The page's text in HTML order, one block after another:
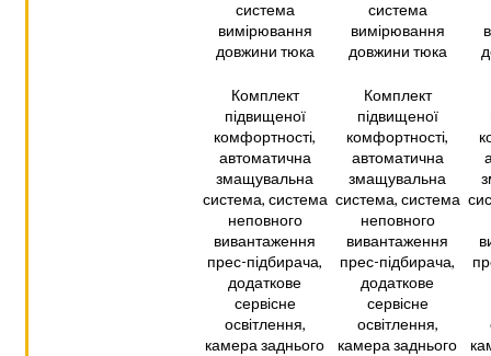
система
вимірювання
довжини тюка
система
вимірювання
довжини тюка
Комплект
підвищеної
комфортності,
автоматична
змащувальна
система, система
неповного
вивантаження
прес-підбирача,
додаткове
сервісне
освітлення,
камера заднього
Комплект
підвищеної
комфортності,
автоматична
змащувальна
система, система
неповного
вивантаження
прес-підбирача,
додаткове
сервісне
освітлення,
камера заднього